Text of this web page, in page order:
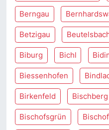
Berngau
Betzigau
Biburg Bichl
Biessenhofen
Birkenfeld Bischberg
Bischofsgrün